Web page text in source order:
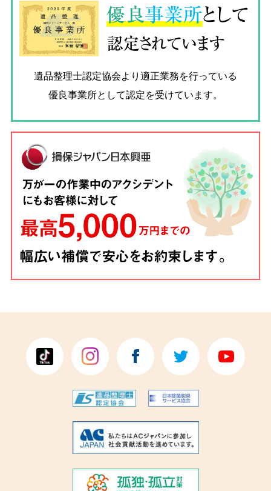
優良事業所として
認定されています
遺品整理士認定協会より適正業務を行っている
優良事業所として認定を受けています。